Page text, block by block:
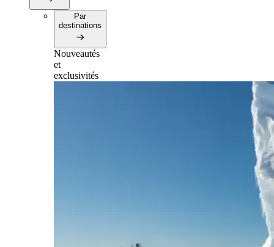
Par
destinations
Nouveautés
et
exclusivités